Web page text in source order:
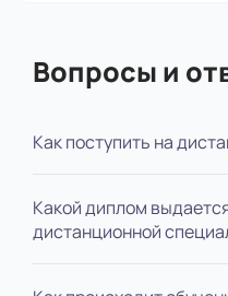
Вопросы и
Как поступить на
Для поступления вам
специальностью, выслать
Какой диплом
дистанционной
В зависимости от ступени